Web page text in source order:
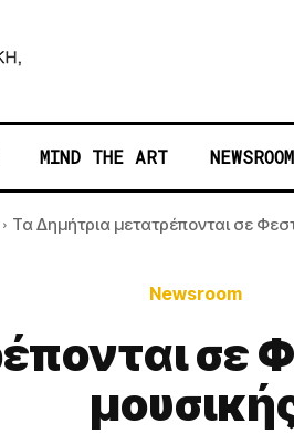
MIND THE ART NEWSROOM
Τα Δημήτρια μετατρέπονται σε
Newsroom
σε